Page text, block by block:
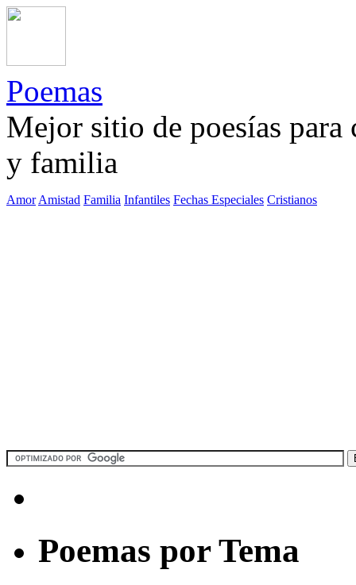
Poemas
Mejor sitio de poesías
y familia
Amor Amistad Familia Infantiles Fechas Especiales Cristianos
Poemas por Tema